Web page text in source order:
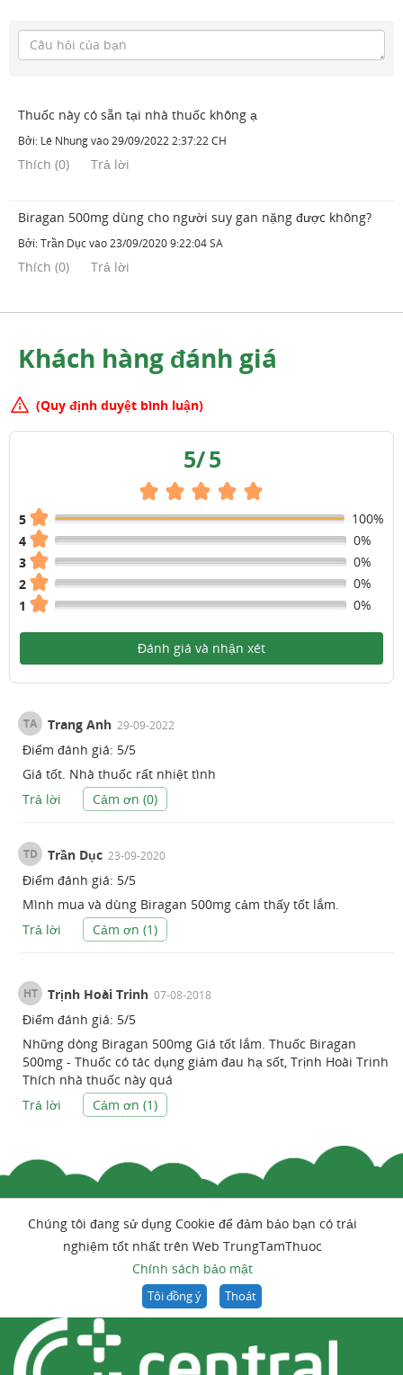
Thuốc này có sẵn tại nhà thuốc không ạ
Bởi: Lê Nhungvào29/09/2022 2:37:22 CH
Thích (0) Trả lời
Biragan 500mg dùng cho người suy gan nặng được không?
Bởi:Trần Dụcvào23/09/2020 9:22:04 SA
Thích (0) Trả lời
Khách hàng đánh giá
(Quy định duyệt bình luận)
5/5
5
100%
4
0%
3
0%
2
0%
1
0%
Đánh giá và nhận xét
TA Trang Anh 29-09-2022
Điểm đánh giá: 5/5
Giá tốt. Nhà thuốc rất nhiệt tình
Trả lời
Cảm ơn (0)
TD Trần Dục 23-09-2020
Điểm đánh giá: 5/5
Mình mua và dùng Biragan 500mg cảm thấy tốt lắm.
Trả lời
Cảm ơn (1)
HT Trịnh Hoài Trinh 07-08-2018
Điểm đánh giá: 5/5
Những dòng Biragan 500mg Giá tốt lắm. Thuốc Biragan
500mg - Thuốc có tác dụng giảm đau hạ sốt, Trịnh Hoài Trinh
Thích nhà thuốc này quá
Trả lời
Cảm ơn (1)
Chúng tôi đang sử dụng Cookie để đảm bảo bạn có trải
nghiệm tốt nhất trên Web TrungTamThuoc
Chính sách bảo mật
Tôi đồng ý Thoát